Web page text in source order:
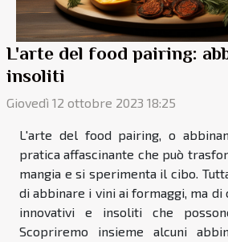
L'arte del food pairing:
insoliti
Giovedì 12 ottobre 2023 18:25
L'arte del food pairing, o
pratica affascinante che può
mangia e si sperimenta il cibo.
di abbinare i vini ai formaggi, ma
innovativi e insoliti che
Scopriremo insieme alcuni